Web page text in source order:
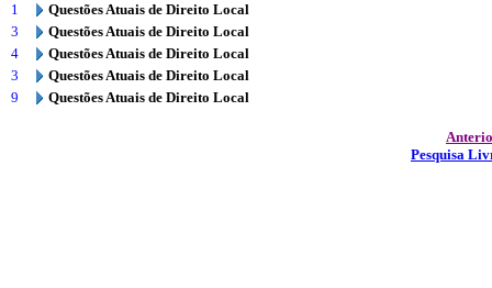
1
Questões Atuais de Direito Local
3
Questões Atuais de Direito Local
4
Questões Atuais de Direito Local
3
Questões Atuais de Direito Local
9
Questões Atuais de Direito Local
Pesquisa